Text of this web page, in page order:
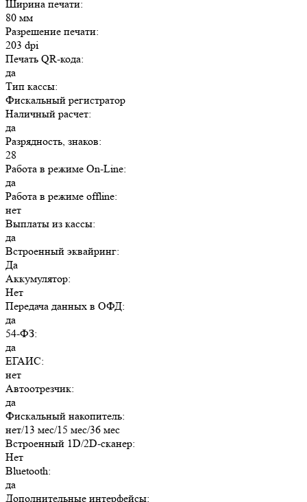
Ширина печати:
80 мм
Разрешение печати:
203 dpi
Печать QR-кода:
да
Тип кассы:
Фискальный регистратор
Наличный расчет:
да
Разрядность, знаков:
28
Работа в режиме On-Line:
да
Работа в режиме offline:
нет
Выплаты из кассы:
да
Встроенный эквайринг:
Да
Аккумулятор:
Нет
Передача данных в ОФД:
да
54-ФЗ:
да
ЕГАИС:
нет
Автоотрезчик:
да
Фискальный накопитель:
нет/13 мес/15 мес/36 мес
Встроенный 1D/2D-сканер:
Нет
Bluetooth:
да
Дополнительные интерфейсы: